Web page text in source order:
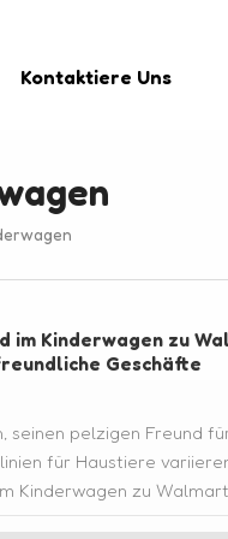
Kontaktiere Uns
im Kinderwagen zu
Geschäfte
seinen pelzigen Freund
für Haustiere
Kinderwagen zu
willkommen heißen,